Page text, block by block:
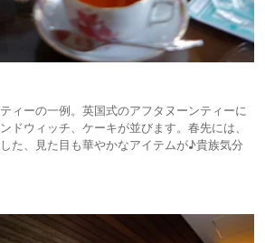
ィーの一例。英国式のアフタヌーンティーに
ドウィッチ、ケーキが並びます。春先には、
た、見た目も華やかなアイテムが♪貴族気分